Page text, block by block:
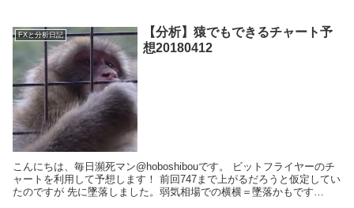
FXと分析日記
【分析】猿でもできるチャート予
想20180412
こんにちは、毎日瀕死マン@hoboshibouです。 ビットフライヤーのチ
ャートを利用して予想します！ 前回747まで上がるだろうと仮定してい
たのですが 先に墜落しました。弱気相場での横横＝墜落かもです